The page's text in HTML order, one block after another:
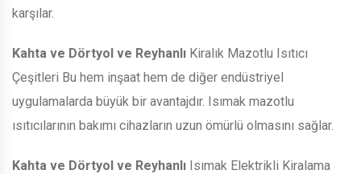
karşılar.
Kahta ve Dörtyol ve Reyhanlı Kiralık Mazotlu Isıtıcı
Çeşitleri Bu hem inşaat hem de diğer endüstriyel
uygulamalarda büyük bir avantajdır. Isımak mazotlu
ısıtıcılarının bakımı cihazların uzun ömürlü olmasını sağlar.
Kahta ve Dörtyol ve Reyhanlı Isımak Elektrikli Kiralama